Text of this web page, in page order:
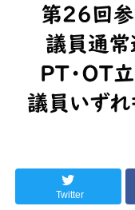
Twitter